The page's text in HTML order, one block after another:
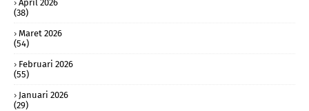
April 2026
(38)
Maret 2026
(54)
Februari 2026
(55)
Januari 2026
(29)